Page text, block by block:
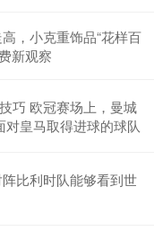
，小克重饰品“花样百
新观察
巧 欧冠赛场上，曼城
对皇马取得进球的球队
比利时队能够看到世